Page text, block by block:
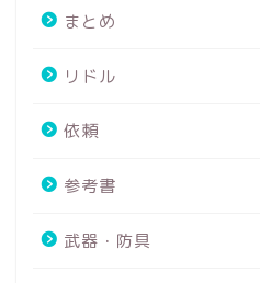
まとめ
リドル
依頼
参考書
武器・防具